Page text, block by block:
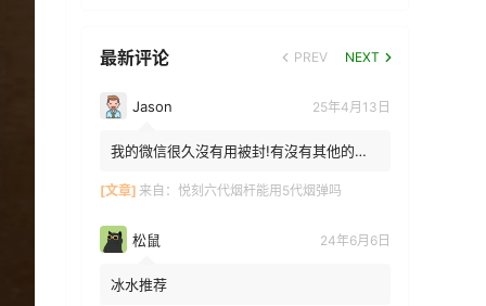
最新评论 PREV NEXT
Jason 25年4月13日
我的微信很久沒有用被封!有沒有其他的方
[文章] 来自： 悦刻六代烟杆能用5代烟弹吗
松鼠 24年6月6日
冰水推荐